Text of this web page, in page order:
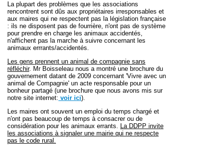
La plupart des problèmes que les associations
rencontrent sont dûs aux propriétaires irresponsables et
aux maires qui ne respectent pas la législation française
: ils ne disposent pas de fourrière, n'ont pas de système
pour prendre en charge les animaux accidentés,
n'affichent pas la marche à suivre concernant les
animaux errrants/accidentés.
Les gens prennent un animal de compagnie sans
réfléchir. Mr Boisseleau nous a montré une brochure du
gouvernement datant de 2009 concernant 'Vivre avec un
animal de Compagnie' un acte responsable pour un
bonheur partagé (une brochure que nous avons mis sur
notre site internet: voir ici).
Les maires ont souvent un emploi du temps chargé et
n'ont pas beaucoup de temps à consacrer ou de
considération pour les animaux errants. La DDPP invite
les associations à signaler une mairie qui ne respecte
pas le code rural.